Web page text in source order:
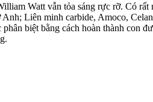
Watt vẫn tỏa sáng rực rỡ. Có
Liên minh carbide, Amoco,
biệt bằng cách hoàn thành con